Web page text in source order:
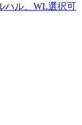
ハル、WL選択可